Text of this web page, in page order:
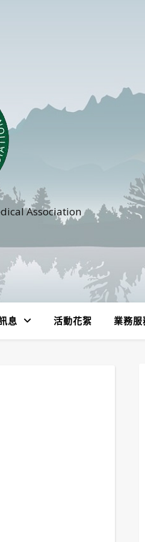
Association
息 活動花絮 業務服